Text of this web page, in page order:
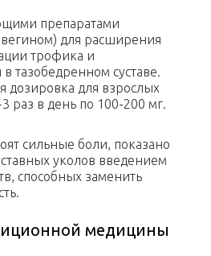
препаратами
для расширения
трофика и
тазобедренном суставе.
дозировка для взрослых
раз в день по 100-200 мг.
сильные боли, показано
уколов введением
способных заменить
медицины